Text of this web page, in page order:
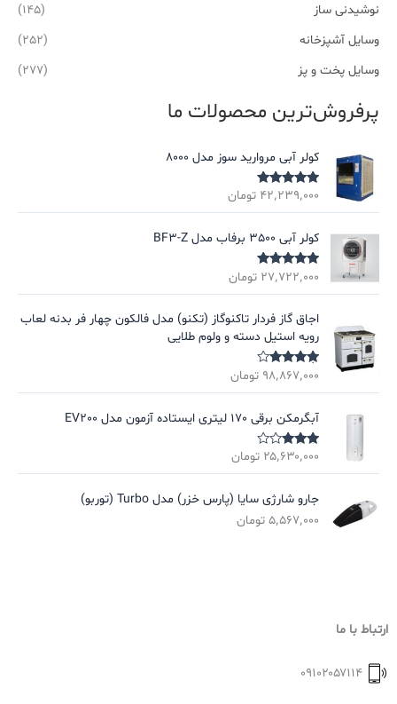
نوشیدنی ساز
(145)
وسایل آشپزخانه
(252)
وسایل پخت و پز
(277)
پرفروش‌ترین محصولات ما
کولر آبی مروارید سوز مدل 8000
نمره5.00از
۴۲٬۲۳۹٬۰۰۰ تومان
کولر آبی 3500 برفاب مدل BF3-Z
نمره5.00از۲۷٬۷۲۲٬۰۰۰ تومان
اجاق گاز فردار تاکنوگاز (تکنو) مدل فالکون چهار فر بدنه لعاب
رویه استیل دسته و ولوم طلایی
نمره4.00
۹۸٬۸۶۷٬۰۰۰ تومان
آبگرمکن برقی 170 لیتری ایستاده آزمون مدل EV200
نمره
۲۵٬۶۳۰٬۰۰۰ تومان
جارو شارژی سایا (پارس خزر) مدل Turbo (توربو)
۵٬۵۶۷٬۰۰۰ تومان
ارتباط با ما